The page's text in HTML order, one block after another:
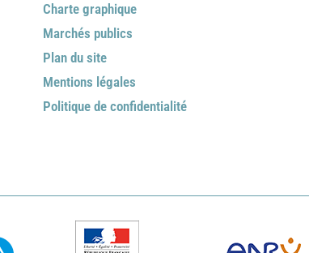
Charte graphique
Marchés publics
Plan du site
Mentions légales
Politique de confidentialité